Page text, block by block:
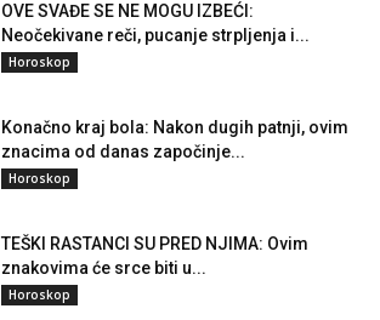
OVE SVAĐE SE NE MOGU IZBEĆI:
Neočekivane reči, pucanje strpljenja i...
Horoskop
Konačno kraj bola: Nakon dugih patnji, ovim
znacima od danas započinje...
Horoskop
TEŠKI RASTANCI SU PRED NJIMA: Ovim
znakovima će srce biti u...
Horoskop